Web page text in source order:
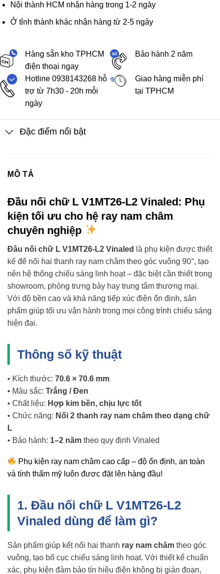
Nội thành HCM nhận hàng trong 1-2 ngày
Ở tỉnh thành khác nhận hàng từ 2-5 ngày
Hàng sẵn kho TPHCM
điện thoại ngay
Bảo hành 2 năm
Hotline 0938143268 hỗ
trợ từ 7h30 - 20h mỗi
ngày
Giao hàng miễn phí
tại TPHCM
Đặc điểm nổi bật
MÔ TẢ
Đầu nối chữ L V1MT26-L2 Vinaled: Phụ
kiện tối ưu cho hệ ray nam châm
chuyên nghiệp
Đầu nối chữ L V1MT26-L2 Vinaled
là phụ kiện được thiết
kế để nối hai thanh ray nam châm theo góc vuông 90°, tạo
nên hệ thống chiếu sáng linh hoạt – đặc biệt cần thiết trong
showroom, phòng trưng bày hay trung tâm thương mại.
Với độ bền cao và khả năng tiếp xúc điện ổn định, sản
phẩm giúp tối ưu vận hành trong mọi công trình chiếu sáng
hiện đại.
Thông số kỹ thuật
• Kích thước: 70.6 × 70.6 mm
• Màu sắc: Trắng / Đen
• Chất liệu: Hợp kim bền, chịu lực tốt
• Chức năng: Nối 2 thanh ray nam châm theo dạng chữ
L
• Bảo hành: 1–2 năm theo quy định Vinaled
Phụ kiện ray nam châm cao cấp – độ ổn định, an toàn
và tính thẩm mỹ luôn được đặt lên hàng đầu!
1. Đầu nối chữ L V1MT26-L2
Vinaled dùng để làm gì?
Sản phẩm giúp kết nối hai thanh ray nam châm theo góc
vuông, tạo bố cục chiếu sáng linh hoạt. Với thiết kế chuẩn
xác, phụ kiện đảm bảo tín hiệu điện không bị gián đoạn,